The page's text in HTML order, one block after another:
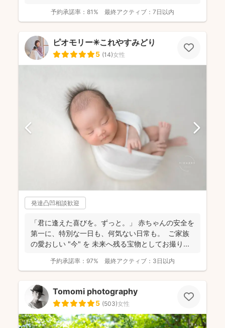
予約承諾率： 81% 最終アクティブ： 7日以内
ピオモリー✳︎これやすみどり
5 (14)女性
発達凸凹相談歓迎
「君に逢えた喜びを。ずっと。」 赤ちゃんの安全を
第一に、特別な一日も、何気ない日常も。 ご家族
の愛おしい "今" を 未来へ残る宝物としてお撮り...
予約承諾率： 97% 最終アクティブ： 3日以内
Tomomi photography
5 (503)女性